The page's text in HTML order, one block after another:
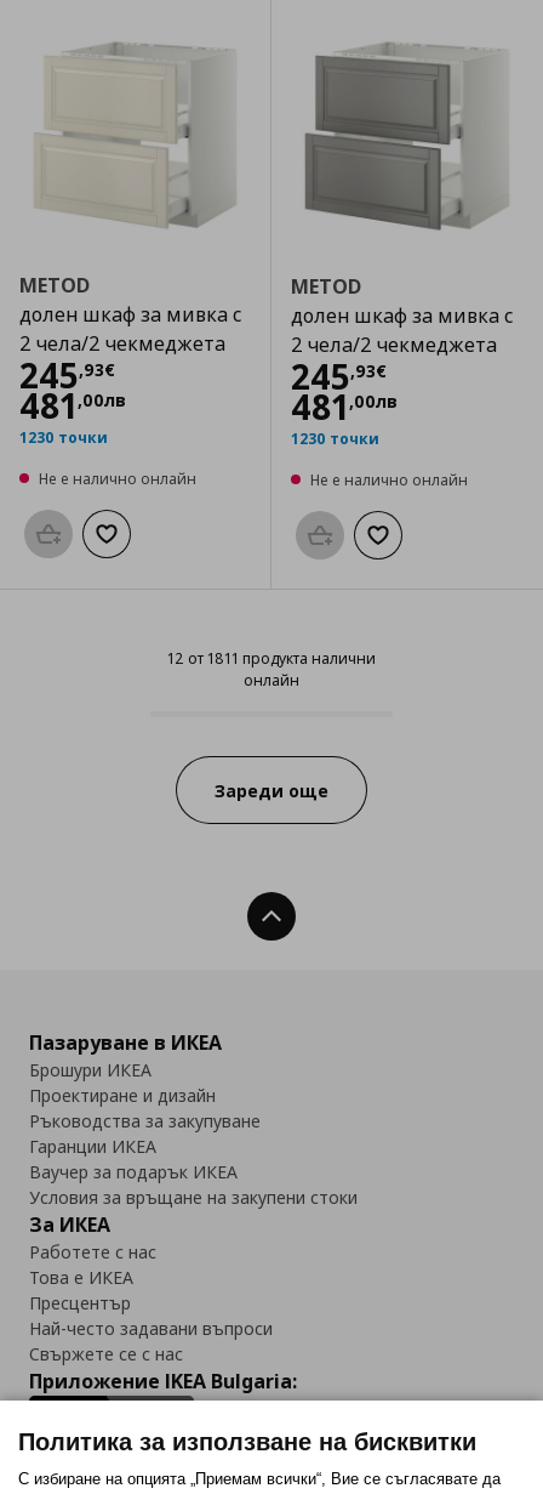
METOD
долен шкаф за мивка с
2 чела/2 чекмеджета
245,93€
Цена
481 ,00лв
1230 точки
Не е налично онлайн
Προσθήκη στο καλάθι
Добави към списъка с любими
METOD
долен шкаф за мивка с
2 чела/2 чекмеджета
245,93€
Цена
481 ,00лв
1230 точки
Не е налично онлайн
Προσθήκη στο καλάθι
Добави към
12 от 1811 продукта налични
онлайн
12 от 1811 продукта налични
Зареди още
Нагоре
Пазаруване в ИКЕА
Брошури ИКЕА
Проектиране и дизайн
Ръководства за закупуване
Гаранции ИКЕА
Ваучер за подарък ИКЕА
Условия за връщане на закупени стоки
За ИКЕА
Работете с нас
Това е ИКЕА
Пресцентър
Най-често задавани въпроси
Свържете се с нас
Приложение IKEA Bulgaria:
Политика за използване на бисквитки
С избиране на опцията „Приемам всички“, Вие се съгласявате да